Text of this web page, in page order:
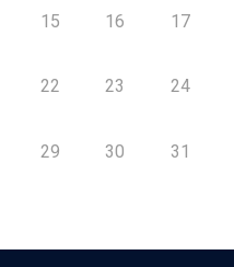
15 16 17
22 23 24
29 30 31